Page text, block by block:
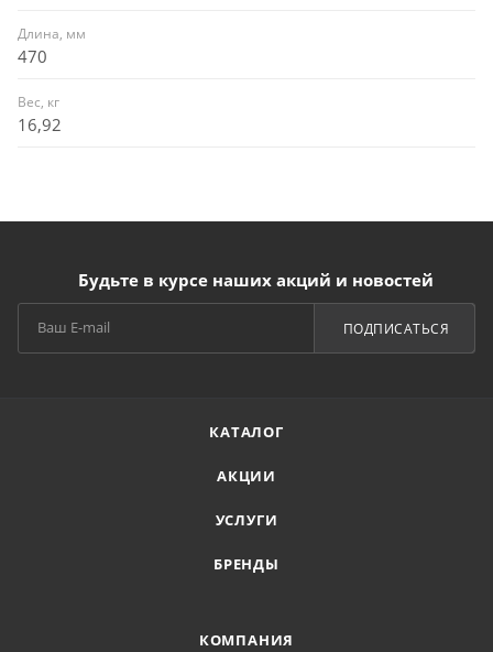
Длина, мм
470
Вес, кг
16,92
Будьте в курсе наших акций и новостей
ПОДПИСАТЬСЯ
КАТАЛОГ
АКЦИИ
УСЛУГИ
БРЕНДЫ
КОМПАНИЯ